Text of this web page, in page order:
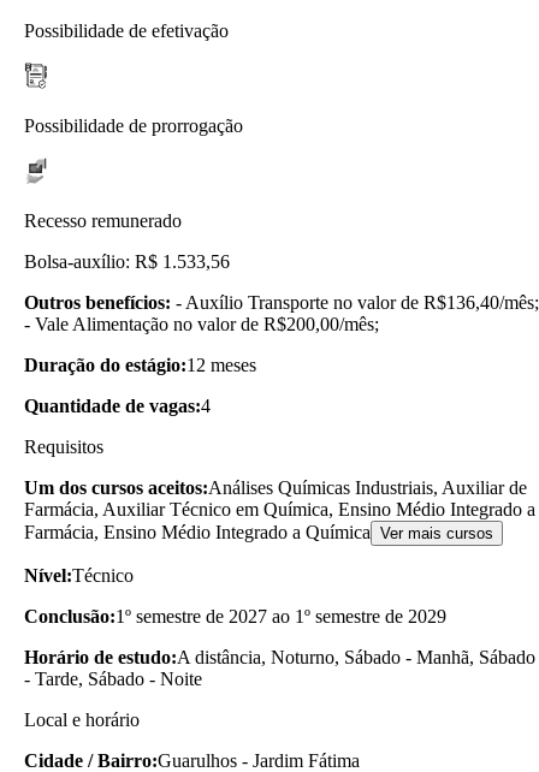
Possibilidade de efetivação
Possibilidade de prorrogação
Recesso remunerado
Bolsa-auxílio: R$ 1.533,56
Outros benefícios: - Auxílio Transporte no valor de R$136,40/mês;
- Vale Alimentação no valor de R$200,00/mês;
Duração do estágio:12 meses
Quantidade de vagas:4
Requisitos
Um dos cursos aceitos:Análises Químicas Industriais, Auxiliar de
Farmácia, Auxiliar Técnico em Química, Ensino Médio Integrado a
Farmácia, Ensino Médio Integrado a Química Ver mais cursos
Nível:Técnico
Conclusão:1º semestre de 2027 ao 1º semestre de 2029
Horário de estudo:A distância, Noturno, Sábado - Manhã, Sábado
- Tarde, Sábado - Noite
Local e horário
Cidade / Bairro:Guarulhos - Jardim Fátima